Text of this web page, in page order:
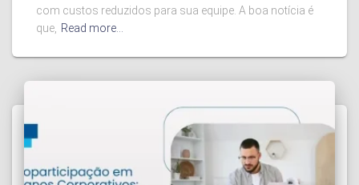
com custos reduzidos para sua equipe. A boa notícia é
que, Read more…